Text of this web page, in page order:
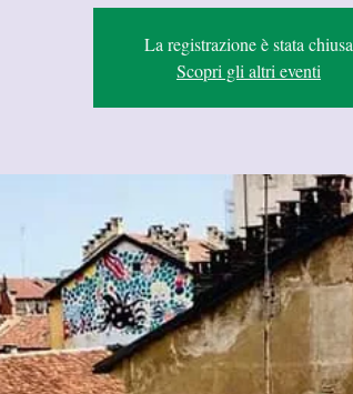
La registrazione è stata chiusa
Scopri gli altri eventi